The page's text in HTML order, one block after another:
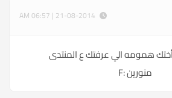
همومه الي عرفتك ع المنتدى
منورين :F